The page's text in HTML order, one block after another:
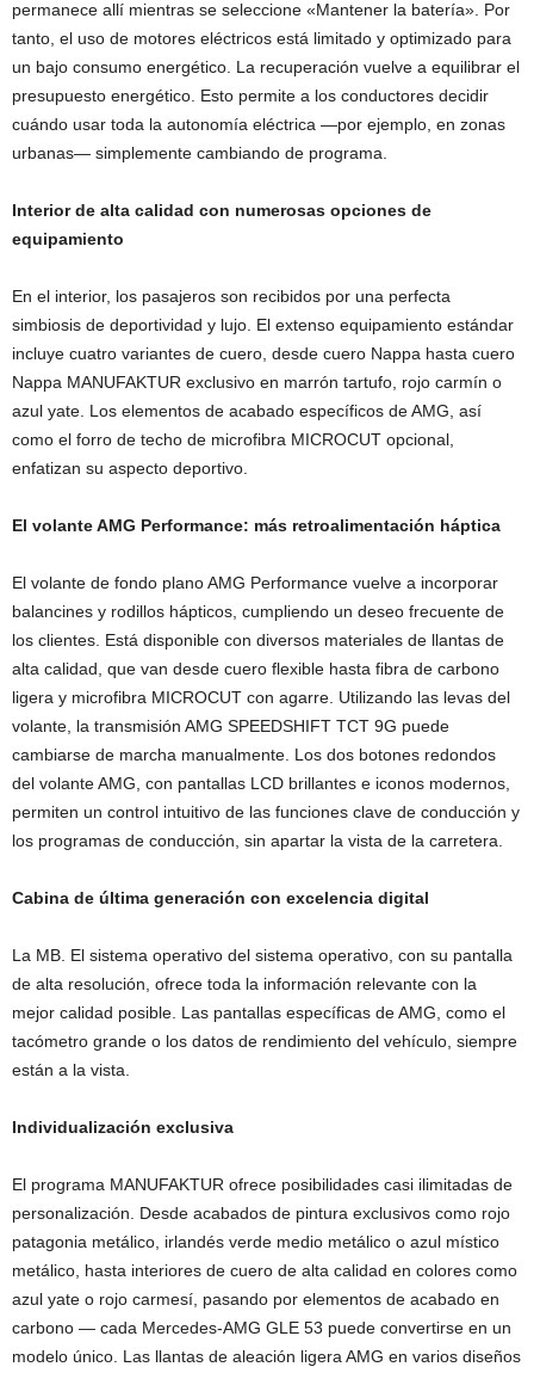
permanece allí mientras se seleccione «Mantener la batería». Por
tanto, el uso de motores eléctricos está limitado y optimizado para
un bajo consumo energético. La recuperación vuelve a equilibrar el
presupuesto energético. Esto permite a los conductores decidir
cuándo usar toda la autonomía eléctrica —por ejemplo, en zonas
urbanas— simplemente cambiando de programa.
Interior de alta calidad con numerosas opciones de
equipamiento
En el interior, los pasajeros son recibidos por una perfecta
simbiosis de deportividad y lujo. El extenso equipamiento estándar
incluye cuatro variantes de cuero, desde cuero Nappa hasta cuero
Nappa MANUFAKTUR exclusivo en marrón tartufo, rojo carmín o
azul yate. Los elementos de acabado específicos de AMG, así
como el forro de techo de microfibra MICROCUT opcional,
enfatizan su aspecto deportivo.
El volante AMG Performance: más retroalimentación háptica
El volante de fondo plano AMG Performance vuelve a incorporar
balancines y rodillos hápticos, cumpliendo un deseo frecuente de
los clientes. Está disponible con diversos materiales de llantas de
alta calidad, que van desde cuero flexible hasta fibra de carbono
ligera y microfibra MICROCUT con agarre. Utilizando las levas del
volante, la transmisión AMG SPEEDSHIFT TCT 9G puede
cambiarse de marcha manualmente. Los dos botones redondos
del volante AMG, con pantallas LCD brillantes e iconos modernos,
permiten un control intuitivo de las funciones clave de conducción y
los programas de conducción, sin apartar la vista de la carretera.
Cabina de última generación con excelencia digital
La MB. El sistema operativo del sistema operativo, con su pantalla
de alta resolución, ofrece toda la información relevante con la
mejor calidad posible. Las pantallas específicas de AMG, como el
tacómetro grande o los datos de rendimiento del vehículo, siempre
están a la vista.
Individualización exclusiva
El programa MANUFAKTUR ofrece posibilidades casi ilimitadas de
personalización. Desde acabados de pintura exclusivos como rojo
patagonia metálico, irlandés verde medio metálico o azul místico
metálico, hasta interiores de cuero de alta calidad en colores como
azul yate o rojo carmesí, pasando por elementos de acabado en
carbono — cada Mercedes-AMG GLE 53 puede convertirse en un
modelo único. Las llantas de aleación ligera AMG en varios diseños